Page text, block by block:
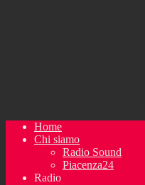
Home
Chi siamo
Radio Sound
Piacenza24
Radio